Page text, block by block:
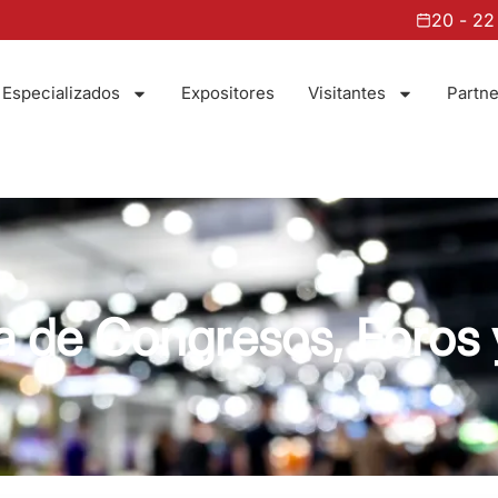
20 - 22 de agosto
Expositores Visitantes
de Congresos, Foros